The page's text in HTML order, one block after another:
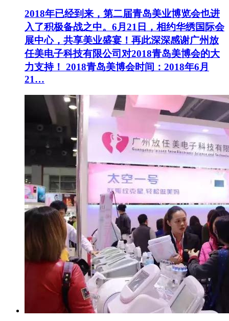
2018年已经到来，第二届青岛美业博览会也进
入了积极备战之中。6月21日，相约华绣国际会
展中心，共享美业盛宴！再此深深感谢广州放
任美电子科技有限公司对2018青岛美博会的大
力支持！ 2018青岛美博会时间：2018年6月
21…